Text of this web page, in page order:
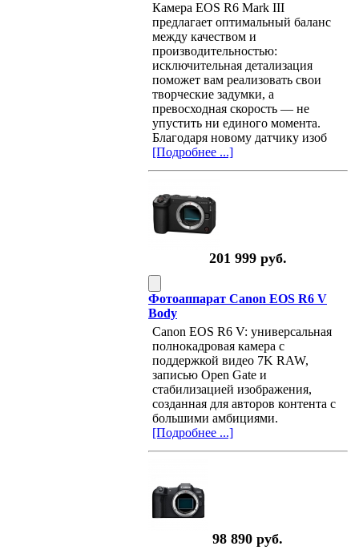
Камера EOS R6 Mark III
предлагает оптимальный баланс
между качеством и
производительностью:
исключительная детализация
поможет вам реализовать свои
творческие задумки, а
превосходная скорость — не
упустить ни единого момента.
Благодаря новому датчику изоб
[Подробнее ...]
201 999 руб.
Фотоаппарат Canon EOS R6 V
Body
Canon EOS R6 V: универсальная
полнокадровая камера с
поддержкой видео 7K RAW,
записью Open Gate и
стабилизацией изображения,
созданная для авторов контента с
большими амбициями.
[Подробнее ...]
98 890 руб.